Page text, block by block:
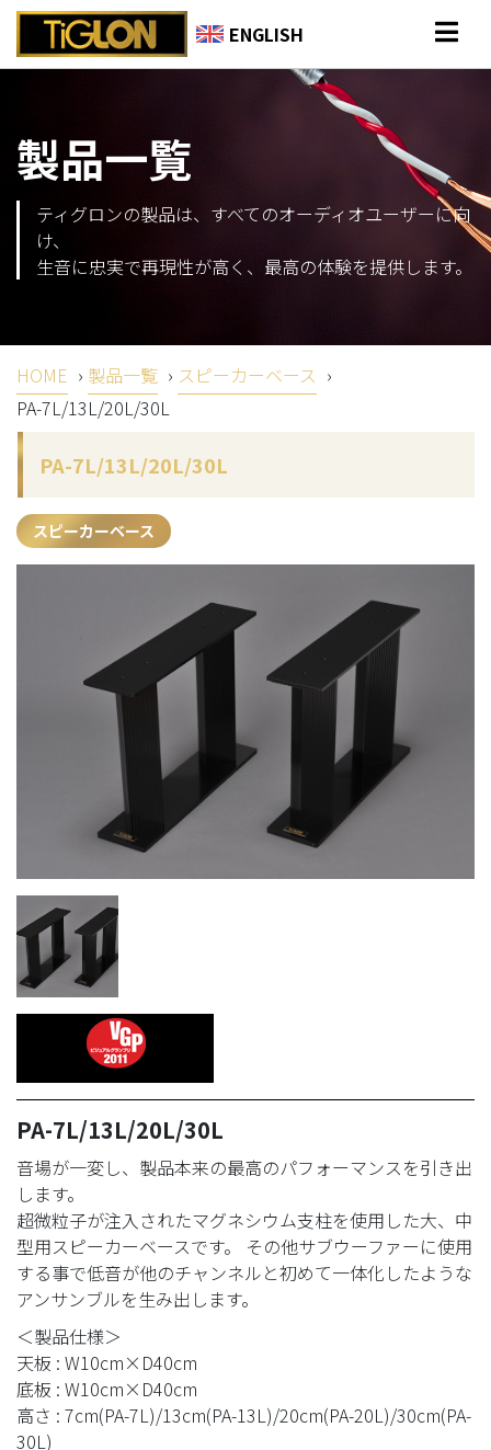
ENGLISH
製品一覧
ティグロンの製品は、すべてのオーディオユーザーに向
け、
生音に忠実で再現性が高く、最高の体験を提供します。
HOME › 製品一覧 › スピーカーベース ›
PA-7L/13L/20L/30L
PA-7L/13L/20L/30L
スピーカーベース
PA-7L/13L/20L/30L
音場が一変し、製品本来の最高のパフォーマンスを引き出
します。
超微粒子が注入されたマグネシウム支柱を使用した大、中
型用スピーカーベースです。 その他サブウーファーに使用
する事で低音が他のチャンネルと初めて一体化したような
アンサンブルを生み出します。
＜製品仕様＞
天板 : W10cm×D40cm
底板 : W10cm×D40cm
高さ : 7cm(PA-7L)/13cm(PA-13L)/20cm(PA-20L)/30cm(PA-
30L)